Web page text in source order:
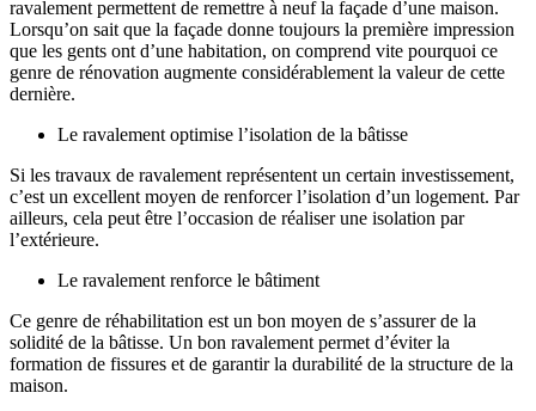
ravalement permettent de remettre à neuf la façade d’une maison.
Lorsqu’on sait que la façade donne toujours la première impression
que les gents ont d’une habitation, on comprend vite pourquoi ce
genre de rénovation augmente considérablement la valeur de cette
dernière.
Le ravalement optimise l’isolation de la bâtisse
Si les travaux de ravalement représentent un certain investissement,
c’est un excellent moyen de renforcer l’isolation d’un logement. Par
ailleurs, cela peut être l’occasion de réaliser une isolation par
l’extérieure.
Le ravalement renforce le bâtiment
Ce genre de réhabilitation est un bon moyen de s’assurer de la
solidité de la bâtisse. Un bon ravalement permet d’éviter la
formation de fissures et de garantir la durabilité de la structure de la
maison.